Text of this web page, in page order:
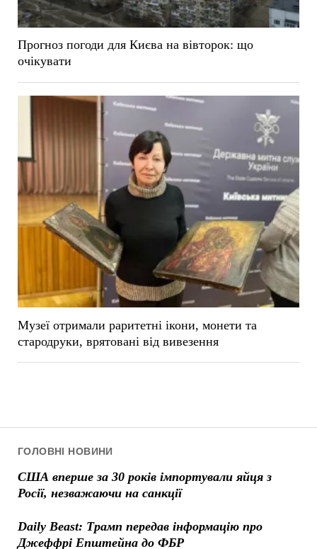
ГОЛОВНІ НОВИНИ
США вперше за 30 років імпортували яйця з
Росії, незважаючи на санкції
Daily Beast: Трамп передав інформацію про
Джеффрі Епштейна до ФБР
Прогноз погоди для Києва на вівторок: що
очікувати
Музеї отримали раритетні ікони, монети та
стародруки, врятовані від вивезення